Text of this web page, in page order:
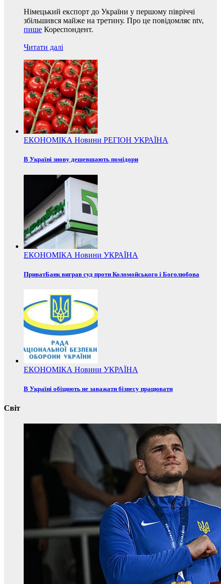
Німецький експорт до України у першому півріччі
збільшився майже на третину. Про це повідомляє ntv,
пише Кореспондент.
Читати далі
ЕКОНОМІКА Новини РЕГІОН УКРАЇНА
В Україні знову дешевшають помідори
ЕКОНОМІКА Новини УКРАЇНА
ПриватБанк виграв суд проти Коломойського і Боголюбова
ЕКОНОМІКА Новини УКРАЇНА
В Україні обіцяють не заважати бізнесу працювати
Світ